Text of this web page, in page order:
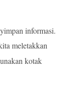
informasi.
meletakkan
kotak